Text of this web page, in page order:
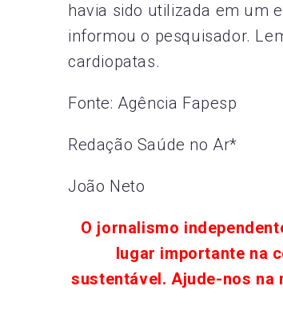
havia sido utilizada em um
informou o pesquisador.
cardiopatas.
Fonte: Agência Fapesp
Redação Saúde no Ar*
João Neto
O jornalismo
lugar importante na
sustentável. Ajude-nos na